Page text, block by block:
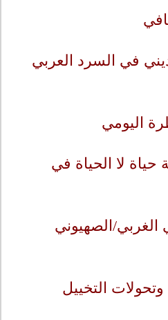
في السرد العربي
اليومي
حياة لا الحياة في
الغربي/الصهيوني
وتحولات التخييل